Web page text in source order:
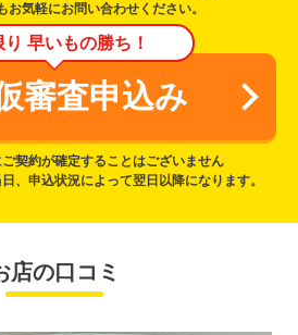
お気軽にお問い合わせください。
り 早いもの勝ち！
審査申込み
契約が確定することはございません
、申込状況によって翌日以降になります。
店の口コミ